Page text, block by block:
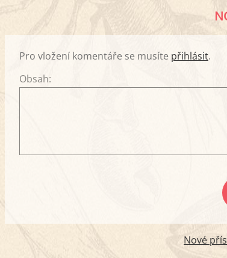
Pro vložení komentáře se musíte přihlásit.
Obsah:
Nové